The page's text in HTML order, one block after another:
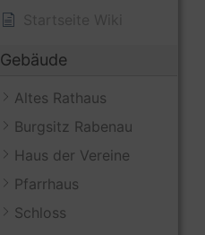
Gebäude
Altes Rathaus
Burgsitz Rabenau
Haus der Vereine
Pfarrhaus
Schloss